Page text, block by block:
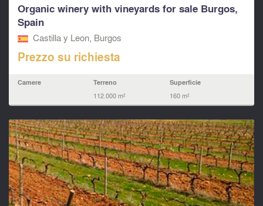
Organic winery with vineyards for sale Burgos,
Spain
Castilla y Leon, Burgos
Prezzo su richiesta
Camere Terreno
112.000 m²
Superficie
160 m²